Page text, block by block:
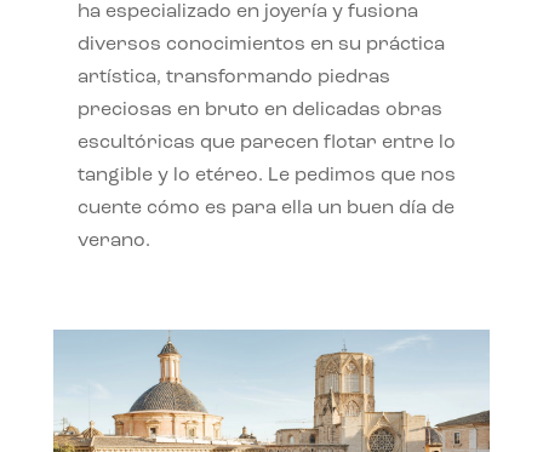
ha especializado en joyería y fusiona
diversos conocimientos en su práctica
artística, transformando piedras
preciosas en bruto en delicadas obras
escultóricas que parecen flotar entre lo
tangible y lo etéreo. Le pedimos que nos
cuente cómo es para ella un buen día de
verano.